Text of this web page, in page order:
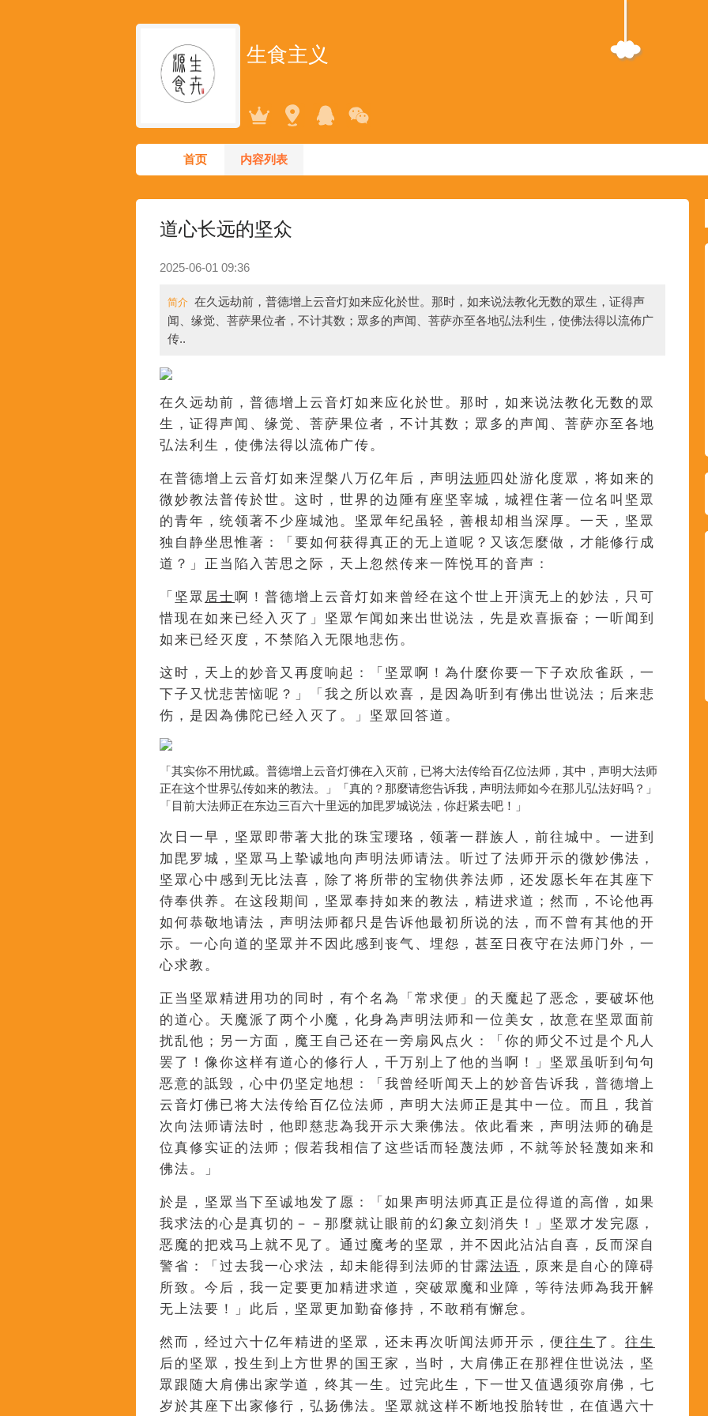
生食主义
首页 内容列表
道心长远的坚众
2025-06-01 09:36
简介 在久远劫前，普德增上云音灯如来应化於世。那时，如来说法教化无数的眾生，证得声
闻、缘觉、菩萨果位者，不计其数；眾多的声闻、菩萨亦至各地弘法利生，使佛法得以流佈广
传..
在久远劫前，普德增上云音灯如来应化於世。那时，如来说法教化无数的眾
生，证得声闻、缘觉、菩萨果位者，不计其数；眾多的声闻、菩萨亦至各地
弘法利生，使佛法得以流佈广传。
在普德增上云音灯如来涅槃八万亿年后，声明 法师 四处游化度眾，将如来的
微妙教法普传於世。这时，世界的边陲有座坚宰城，城裡住著一位名叫坚眾
的青年，统领著不少座城池。坚眾年纪虽轻，善根却相当深厚。一天，坚眾
独自静坐思惟著：「要如何获得真正的无上道呢？又该怎麼做，才能修行成
道？」正当陷入苦思之际，天上忽然传来一阵悦耳的音声：
「坚眾 居士啊！普德增上云音灯如来曾经在这个世上开演无上的妙法，只可
惜现在如来已经入灭了」坚眾乍闻如来出世说法，先是欢喜振奋；一听闻到
如来已经灭度，不禁陷入无限地悲伤。
这时，天上的妙音又再度响起：「坚眾啊！為什麼你要一下子欢欣雀跃，一
下子又忧悲苦恼呢？」「我之所以欢喜，是因為听到有佛出世说法；后来悲
伤，是因為佛陀已经入灭了。」坚眾回答道。
「其实你不用忧戚。普德增上云音灯佛在入灭前，已将大法传给百亿位法师，其中，声明大法师
正在这个世界弘传如来的教法。」「真的？那麼请您告诉我，声明法师如今在那儿弘法好吗？」
「目前大法师正在东边三百六十里远的加毘罗城说法，你赶紧去吧！」
次日一早，坚眾即带著大批的珠宝瓔珞，领著一群族人，前往城中。一进到
加毘罗城，坚眾马上挚诚地向声明法师请法。听过了法师开示的微妙佛法，
坚眾心中感到无比法喜，除了将所带的宝物供养法师，还发愿长年在其座下
侍奉供养。在这段期间，坚眾奉持如来的教法，精进求道；然而，不论他再
如何恭敬地请法，声明法师都只是告诉他最初所说的法，而不曾有其他的开
示。一心向道的坚眾并不因此感到丧气、埋怨，甚至日夜守在法师门外，一
心求教。
正当坚眾精进用功的同时，有个名為「常求便」的天魔起了恶念，要破坏他
的道心。天魔派了两个小魔，化身為声明法师和一位美女，故意在坚眾面前
扰乱他；另一方面，魔王自己还在一旁扇风点火：「你的师父不过是个凡人
罢了！像你这样有道心的修行人，千万别上了他的当啊！」坚眾虽听到句句
恶意的詆毁，心中仍坚定地想：「我曾经听闻天上的妙音告诉我，普德增上
云音灯佛已将大法传给百亿位法师，声明大法师正是其中一位。而且，我首
次向法师请法时，他即慈悲為我开示大乘佛法。依此看来，声明法师的确是
位真修实证的法师；假若我相信了这些话而轻蔑法师，不就等於轻蔑如来和
佛法。」
於是，坚眾当下至诚地发了愿：「如果声明法师真正是位得道的高僧，如果
我求法的心是真切的－－那麼就让眼前的幻象立刻消失！」坚眾才发完愿，
恶魔的把戏马上就不见了。通过魔考的坚眾，并不因此沾沾自喜，反而深自
警省：「过去我一心求法，却未能得到法师的甘露法语 ，原来是自心的障碍
所致。今后，我一定要更加精进求道，突破眾魔和业障，等待法师為我开解
无上法要！」此后，坚眾更加勤奋修持，不敢稍有懈怠。
然而，经过六十亿年精进的坚眾，还未再次听闻法师开示，便往生 了。 往生
后的坚眾，投生到上方世界的国王家，当时，大肩佛正在那裡住世说法，坚
眾跟随大肩佛出家学道，终其一生。过完此生，下一世又值遇须弥肩佛，七
岁於其座下出家修行，弘扬佛法。坚眾就这样不断地投胎转世，在值遇六十